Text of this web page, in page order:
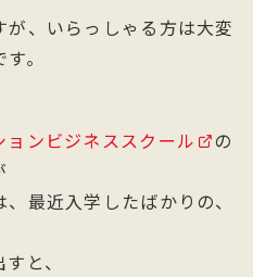
、いらっしゃる方は大変
。
ョンビジネススクール
の
最近入学したばかりの、
と、